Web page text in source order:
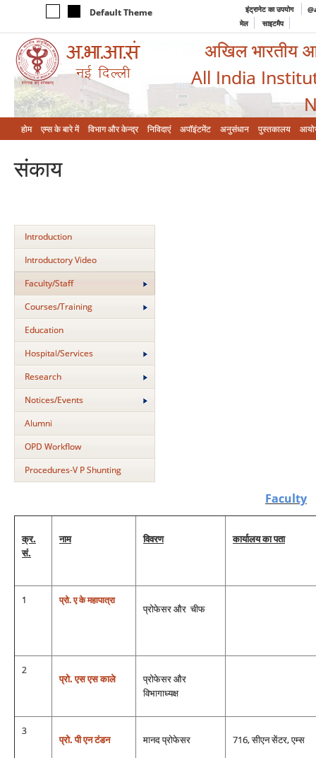
Default Theme इंट्रानेट का उपयोग
मेल
साइटमैप
अखिल भारतीय
All India
होम एम्‍स के बारे में विभाग और केन्‍द्र निविदाएं अपॉइंटमेंट अनुसंधान पुस्तकालय
संकाय
Introduction
Introductory Video
Faculty/Staff
Courses/Training
Education
Hospital/Services
Research
Notices/Events
Alumni
OPD Workflow
Procedures-V P Shunting
Faculty
क्र.
सं.
नाम विवरण कार्यालय का पता
1 प्रो. ए के महापात्रा
प्रोफेसर और चीफ
2
प्रो. एस एस काले
प्रोफेसर और
विभागाध्यक्ष
3
प्रो. पी एन टंडन मानद प्रोफेसर 716, सीएन सेंटर, एम्‍स